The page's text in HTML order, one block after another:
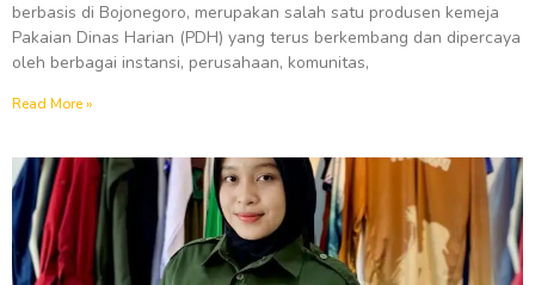
berbasis di Bojonegoro, merupakan salah satu produsen kemeja
Pakaian Dinas Harian (PDH) yang terus berkembang dan dipercaya
oleh berbagai instansi, perusahaan, komunitas,
Read More »